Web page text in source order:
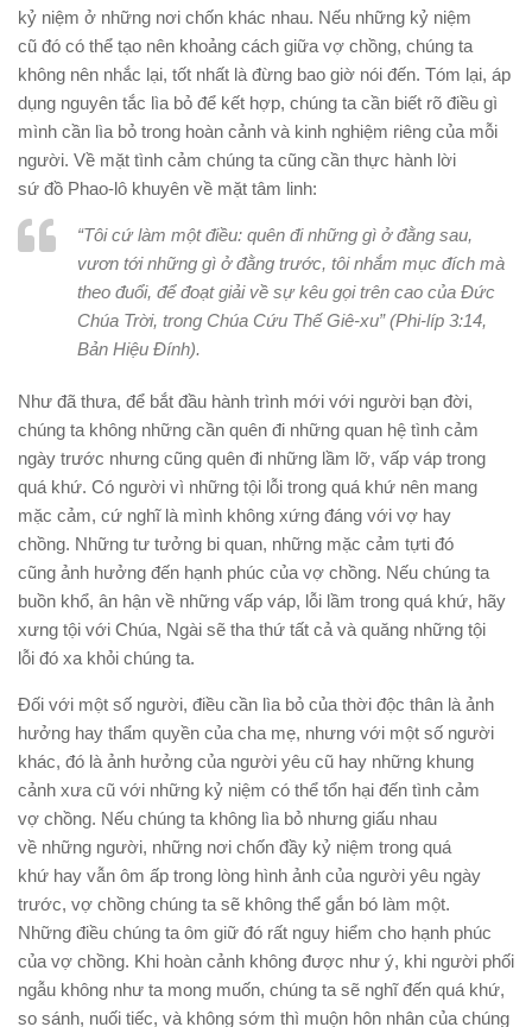
kỷ niệm ở những nơi chốn khác nhau. Nếu những kỷ niệm
cũ đó có thể tạo nên khoảng cách giữa vợ chồng, chúng ta
không nên nhắc lại, tốt nhất là đừng bao giờ nói đến. Tóm lại, áp
dụng nguyên tắc lìa bỏ để kết hợp, chúng ta cần biết rõ điều gì
mình cần lìa bỏ trong hoàn cảnh và kinh nghiệm riêng của mỗi
người. Về mặt tình cảm chúng ta cũng cần thực hành lời
sứ đồ Phao-lô khuyên về mặt tâm linh:
“Tôi cứ làm một điều: quên đi những gì ở đằng sau,
vươn tới những gì ở đằng trước, tôi nhắm mục đích mà
theo đuổi, để đoạt giải về sự kêu gọi trên cao của Đức
Chúa Trời, trong Chúa Cứu Thế Giê-xu” (Phi-líp 3:14,
Bản Hiệu Ðính).
Như đã thưa, để bắt đầu hành trình mới với người bạn đời,
chúng ta không những cần quên đi những quan hệ tình cảm
ngày trước nhưng cũng quên đi những lầm lỡ, vấp váp trong
quá khứ. Có người vì những tội lỗi trong quá khứ nên mang
mặc cảm, cứ nghĩ là mình không xứng đáng với vợ hay
chồng. Những tư tưởng bi quan, những mặc cảm tựti đó
cũng ảnh hưởng đến hạnh phúc của vợ chồng. Nếu chúng ta
buồn khổ, ân hận về những vấp váp, lỗi lầm trong quá khứ, hãy
xưng tội với Chúa, Ngài sẽ tha thứ tất cả và quăng những tội
lỗi đó xa khỏi chúng ta.
Ðối với một số người, điều cần lìa bỏ của thời độc thân là ảnh
hưởng hay thẩm quyền của cha mẹ, nhưng với một số người
khác, đó là ảnh hưởng của người yêu cũ hay những khung
cảnh xưa cũ với những kỷ niệm có thể tổn hại đến tình cảm
vợ chồng. Nếu chúng ta không lìa bỏ nhưng giấu nhau
về những người, những nơi chốn đầy kỷ niệm trong quá
khứ hay vẫn ôm ấp trong lòng hình ảnh của người yêu ngày
trước, vợ chồng chúng ta sẽ không thể gắn bó làm một.
Những điều chúng ta ôm giữ đó rất nguy hiểm cho hạnh phúc
của vợ chồng. Khi hoàn cảnh không được như ý, khi người phối
ngẫu không như ta mong muốn, chúng ta sẽ nghĩ đến quá khứ,
so sánh, nuối tiếc, và không sớm thì muộn hôn nhân của chúng